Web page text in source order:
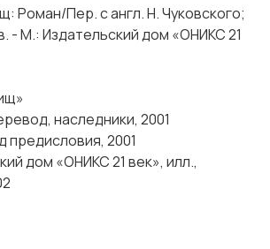
Роман/Пер. с англ. Н. Чуковского;
- М.: Издательский дом «ОНИКС 21
наследники, 2001
предисловия, 2001
дом «ОНИКС 21 век», илл.,